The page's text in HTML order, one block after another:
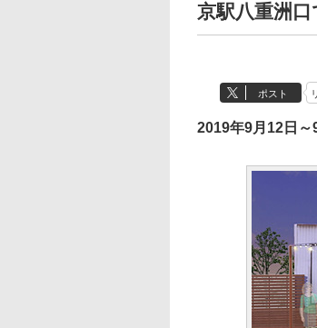
京駅八重洲口
ポスト
2019年9月12日～